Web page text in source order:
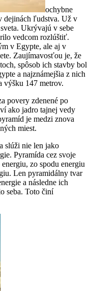
ochybne
dejinách ľudstva. Už v
Ukrývajú v sebe
vedcom rozlúštiť.
v Egypte, ale aj v
Zaujímavosťou je, že
spôsob ich stavby bol
a najznámejšia z nich
výšku 147 metrov.
povery zdenené po
ako jadro tajnej vedy
je medzi znova
miest.
slúži nie len jako
Pyramída cez svoje
zo spodu energiu
Len pyramidálny tvar
a následne ich
seba. Toto činí